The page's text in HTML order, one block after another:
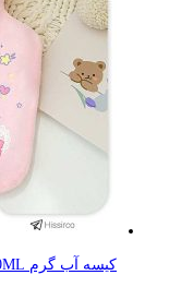
کیسه آب گرم 1000ML تی تی